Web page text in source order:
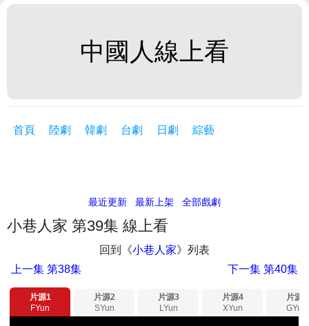
中國人線上看
首頁 陸劇 韓劇 台劇 日劇 綜藝
最近更新 最新上架 全部戲劇
小巷人家 第39集 線上看
回到《小巷人家》列表
上一集 第38集 下一集第40集
片源1
FYun
片源2
SYun
片源3
LYun
片源4
XYun
片源5
GYun